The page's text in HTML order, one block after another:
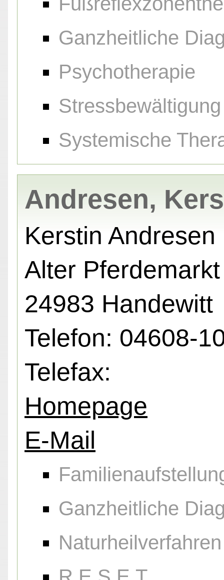
Ganzheitliche
Psychotherapie
Stressbewältigung
Systemische
Andresen,
Kerstin Andresen
Alter
24983 Handewitt
Telefon: 04608-
Telefax:
Homepage
E-Mail
Ganzheitliche
Naturheilverfahren